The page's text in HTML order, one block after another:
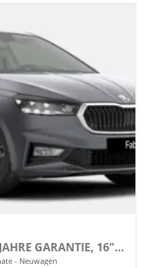
Dynamic 1.0 TSI 95PS, 5 JAHRE GARANTIE, 16" ALU schwarz, Sportfahrwerk, SunSet, Parksensoren vo/hi, Kamera, Kessy, Alarm, Toter-Winkel, Virtual Cockpit 10", LED-Scheinwerfer, M-Lederlenkrad beheizt, NSW Sitzheizung, Tempomat, Climatronic, Radio 8"+Smartlink
Neuwagen